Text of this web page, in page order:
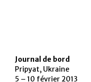
Journal de bord
Pripyat, Ukraine
5 – 10 février 2013